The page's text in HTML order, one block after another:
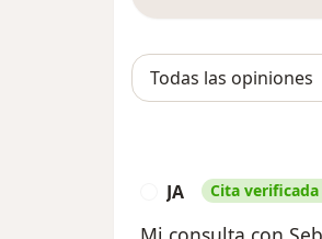
JA Cita verificada